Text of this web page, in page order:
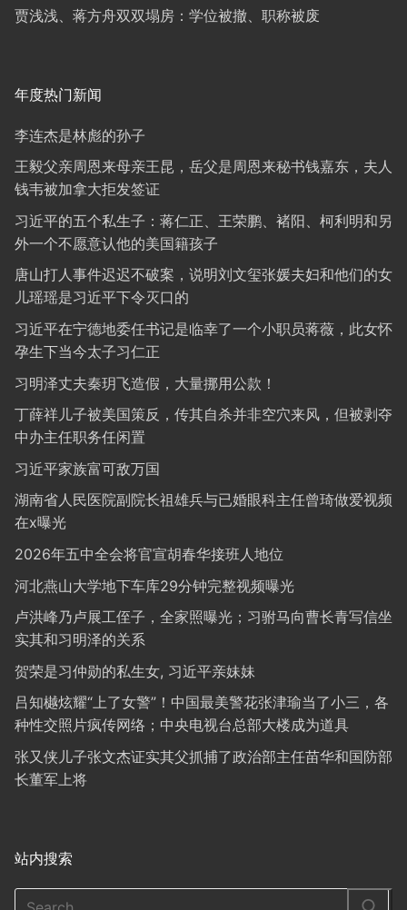
贾浅浅、蒋方舟双双塌房：学位被撤、职称被废
年度热门新闻
李连杰是林彪的孙子
王毅父亲周恩来母亲王昆，岳父是周恩来秘书钱嘉东，夫人
钱韦被加拿大拒发签证
习近平的五个私生子：蒋仁正、王荣鹏、褚阳、柯利明和另
外一个不愿意认他的美国籍孩子
唐山打人事件迟迟不破案，说明刘文玺张媛夫妇和他们的女
儿瑶瑶是习近平下令灭口的
习近平在宁德地委任书记是临幸了一个小职员蒋薇，此女怀
孕生下当今太子习仁正
习明泽丈夫秦玥飞造假，大量挪用公款！
丁薛祥儿子被美国策反，传其自杀并非空穴来风，但被剥夺
中办主任职务任闲置
习近平家族富可敌万国
湖南省人民医院副院长祖雄兵与已婚眼科主任曾琦做爱视频
在x曝光
2026年五中全会将官宣胡春华接班人地位
河北燕山大学地下车库29分钟完整视频曝光
卢洪峰乃卢展工侄子，全家照曝光；习驸马向曹长青写信坐
实其和习明泽的关系
贺荣是习仲勋的私生女, 习近平亲妹妹
吕知樾炫耀“上了女警”！中国最美警花张津瑜当了小三，各
种性交照片疯传网络；中央电视台总部大楼成为道具
张又侠儿子张文杰证实其父抓捕了政治部主任苗华和国防部
长董军上将
站内搜索
Search